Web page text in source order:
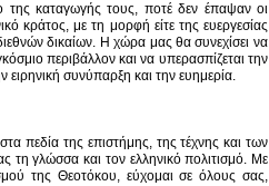
καταγωγής τους, ποτέ δεν έπαψαν οι
κράτος, με τη μορφή είτε της ευεργεσίας
δικαίων. Η χώρα μας θα συνεχίσει να
περιβάλλον και να υπερασπίζεται την
ειρηνική συνύπαρξη και την ευημερία.
πεδία της επιστήμης, της τέχνης και των
τη γλώσσα και τον ελληνικό πολιτισμό. Με
της Θεοτόκου, εύχομαι σε όλους σας,